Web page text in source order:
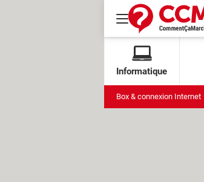
Informatique
Box & connexion Internet